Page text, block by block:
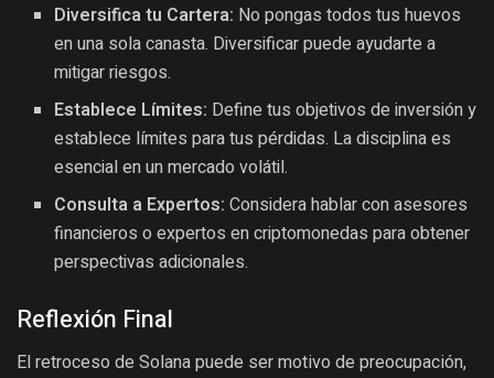
Diversifica tu Cartera: No pongas todos tus huevos
en una sola canasta. Diversificar puede ayudarte a
mitigar riesgos.
Establece Límites: Define tus objetivos de inversión y
establece límites para tus pérdidas. La disciplina es
esencial en un mercado volátil.
Consulta a Expertos: Considera hablar con asesores
financieros o expertos en criptomonedas para obtener
perspectivas adicionales.
Reflexión Final
El retroceso de Solana puede ser motivo de preocupación,